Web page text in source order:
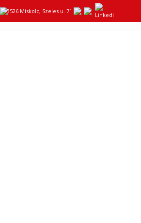
3526 Miskolc, Szeles u. 71.